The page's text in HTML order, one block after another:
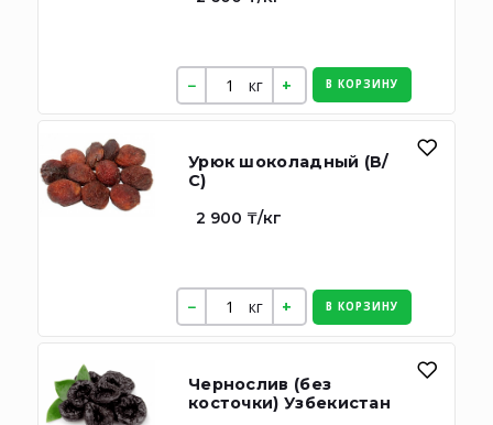
кг В КОРЗИНУ
Урюк шоколадный (В/
С)
2 900 ₸/кг
кг В КОРЗИНУ
Чернослив (без
косточки) Узбекистан